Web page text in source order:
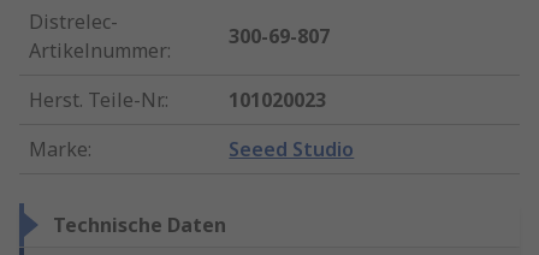
Distrelec-
Artikelnummer:
300-69-807
Herst. Teile-Nr.:
101020023
Marke: Seeed Studio
Technische Daten